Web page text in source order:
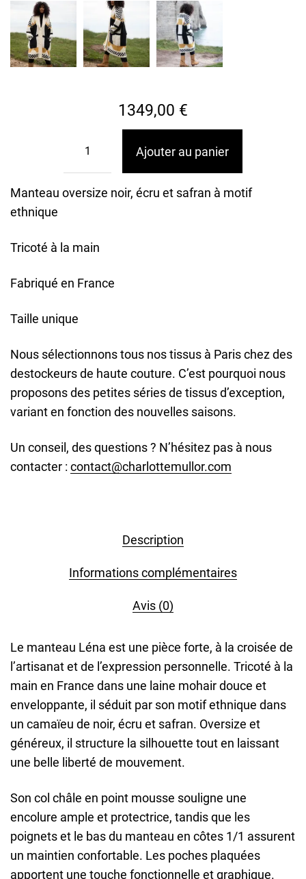
1349,00 €
Manteau oversize noir, écru et safran à motif
ethnique
Tricoté à la main
Fabriqué en France
Taille unique
Nous sélectionnons tous nos tissus à Paris chez des
destockeurs de haute couture. C’est pourquoi nous
proposons des petites séries de tissus d’exception,
variant en fonction des nouvelles saisons.
Un conseil, des questions ? N’hésitez pas à nous
contacter : contact@charlottemullor.com
Ajouter au panier
Description
Informations complémentaires
Avis (0)
Le manteau Léna est une pièce forte, à la croisée de
l’artisanat et de l’expression personnelle. Tricoté à la
main en France dans une laine mohair douce et
enveloppante, il séduit par son motif ethnique dans
un camaïeu de noir, écru et safran. Oversize et
généreux, il structure la silhouette tout en laissant
une belle liberté de mouvement.
Son col châle en point mousse souligne une
encolure ample et protectrice, tandis que les
poignets et le bas du manteau en côtes 1/1 assurent
un maintien confortable. Les poches plaquées
apportent une touche fonctionnelle et graphique.